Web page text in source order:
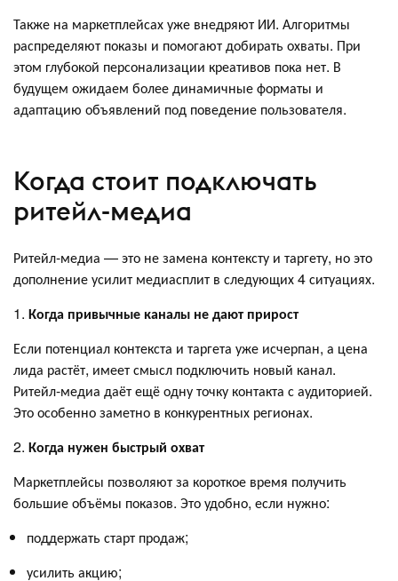
Также на маркетплейсах уже внедряют ИИ. Алгоритмы
распределяют показы и помогают добирать охваты. При
этом глубокой персонализации креативов пока нет. В
будущем ожидаем более динамичные форматы и
адаптацию объявлений под поведение пользователя.
Когда стоит подключать
ритейл-медиа
Ритейл-медиа — это не замена контексту и таргету, но это
дополнение усилит медиасплит в следующих 4 ситуациях.
1. Когда привычные каналы не дают прирост
Если потенциал контекста и таргета уже исчерпан, а цена
лида растёт, имеет смысл подключить новый канал.
Ритейл-медиа даёт ещё одну точку контакта с аудиторией.
Это особенно заметно в конкурентных регионах.
2. Когда нужен быстрый охват
Маркетплейсы позволяют за короткое время получить
большие объёмы показов. Это удобно, если нужно:
поддержать старт продаж;
усилить акцию;